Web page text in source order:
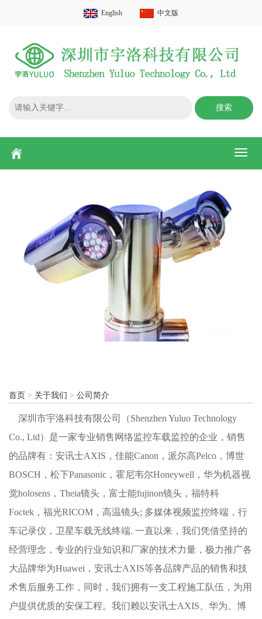
English 中文版
搜索
首页 > 关于我们 > 公司简介
深圳市宇洛科技有限公司（Shenzhen Yuluo Technology
Co., Ltd）是一家专业销售网络监控车载监控的企业，销售
的品牌有：安讯士AXIS，佳能Canon，派尔高Pelco，博世
BOSCH，松下Panasonic，霍尼韦尔Honeywell，华为机器视
觉holosens，Theia镜头，富士能fujinon镜头，福特科
Foctek，福光RICOM，高温镜头; 多媒体视频监控终端，行
车记录仪，卫星车载无线终端. 一直以来，我们凭借坚持的
经营理念，专业的行业知识和厂家的技术力量，极力推广各
大品牌华为Huawei，安讯士AXIS等各品牌产品的销售和技
术售后服务工作，同时，我们拥有一支工程施工队伍，为用
户提供优质的安保工程。我们赖以安讯士AXIS、 华为、 博